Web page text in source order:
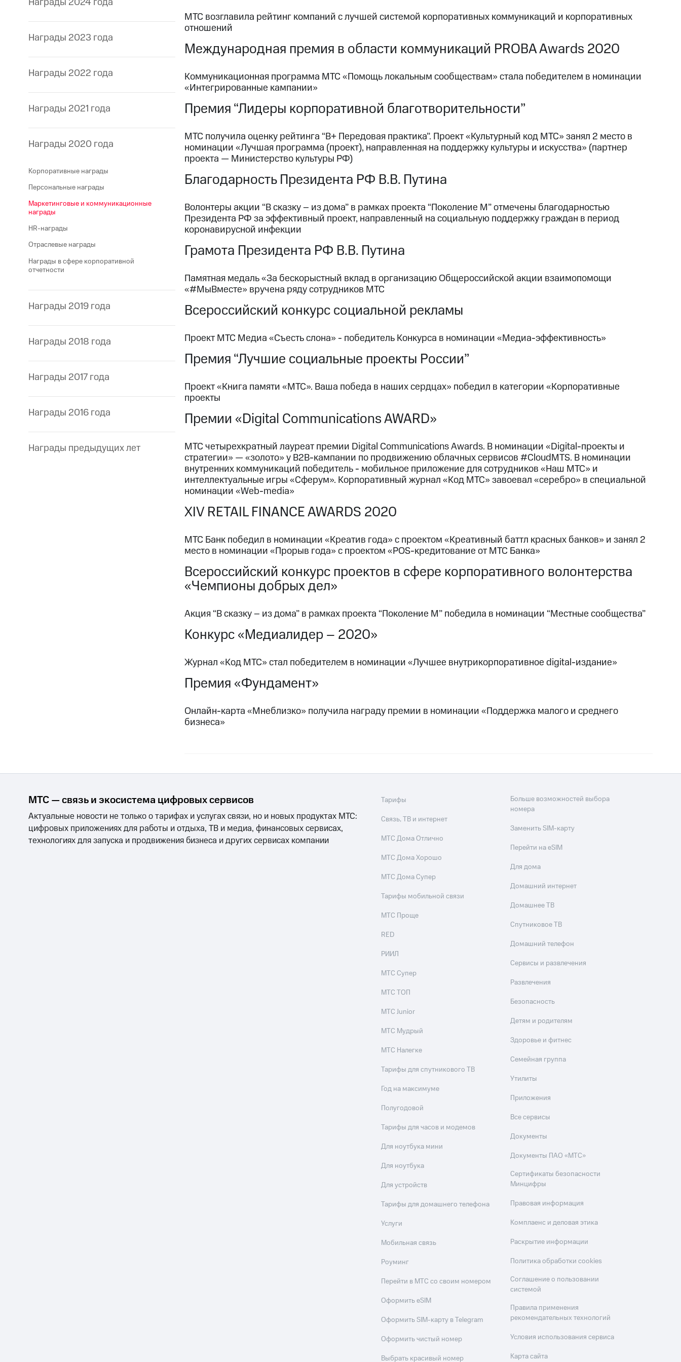
Награды 2023 года
Награды 2022 года
Награды 2021 года
Награды 2020 года
Корпоративные награды
Персональные награды
Маркетинговые и коммуникационные
награды
HR-награды
Отраслевые награды
Награды в сфере корпоративной
отчетности
Награды 2019 года
Награды 2018 года
Награды 2017 года
Награды 2016 года
Награды предыдущих лет
МТС возглавила рейтинг компаний с лучшей системой корпоративных коммуникаций и корпоративных
отношений
Международная премия в области коммуникаций PROBA Awards 2020
Коммуникационная программа МТС «Помощь локальным сообществам» стала победителем в номинации
«Интегрированные кампании»
Премия “Лидеры корпоративной благотворительности”
МТС получила оценку рейтинга “В+ Передовая практика”. Проект «Культурный код МТС» занял 2 место в
номинации «Лучшая программа (проект), направленная на поддержку культуры и искусства» (партнер
проекта — Министерство культуры РФ)
Благодарность Президента РФ В.В. Путина
Волонтеры акции “В сказку – из дома” в рамках проекта “Поколение М” отмечены благодарностью
Президента РФ за эффективный проект, направленный на социальную поддержку граждан в период
коронавирусной инфекции
Грамота Президента РФ В.В. Путина
Памятная медаль «За бескорыстный вклад в организацию Общероссийской акции взаимопомощи
«#МыВместе» вручена ряду сотрудников МТС
Всероссийский конкурс социальной рекламы
Проект МТС Медиа «Съесть слона» - победитель Конкурса в номинации «Медиа-эффективность»
Премия “Лучшие социальные проекты России”
Проект «Книга памяти «МТС». Ваша победа в наших сердцах» победил в категории «Корпоративные
проекты
Премии «Digital Communications AWARD»
МТС четырехкратный лауреат премии Digital Communications Awards. В номинации «Digital-проекты и
стратегии» — «золото» у B2B-кампании по продвижению облачных сервисов #CloudMTS. В номинации
внутренних коммуникаций победитель - мобильное приложение для сотрудников «Наш МТС» и
интеллектуальные игры «Сферум». Корпоративный журнал «Код МТС» завоевал «серебро» в специальной
номинации «Web-media»
XIV RETAIL FINANCE AWARDS 2020
МТС Банк победил в номинации «Креатив года» с проектом «Креативный баттл красных банков» и занял 2
место в номинации «Прорыв года» с проектом «POS-кредитование от МТС Банка»
Всероссийский конкурс проектов в сфере корпоративного волонтерства
«Чемпионы добрых дел»
Акция “В сказку – из дома” в рамках проекта “Поколение М” победила в номинации “Местные сообщества”
Конкурс «Медиалидер – 2020»
Журнал «Код МТС» стал победителем в номинации «Лучшее внутрикорпоративное digital-издание»
Премия «Фундамент»
Онлайн-карта «Мнеблизко» получила награду премии в номинации «Поддержка малого и среднего
бизнеса»
МТС — связь и экосистема цифровых сервисов
Актуальные новости не только о тарифах и услугах связи, но и новых продуктах МТС:
цифровых приложениях для работы и отдыха, ТВ и медиа, финансовых сервисах,
технологиях для запуска и продвижения бизнеса и других сервисах компании
Тарифы
Связь, ТВ и интернет
МТС Дома Отлично
МТС Дома Хорошо
МТС Дома Супер
Тарифы мобильной связи
МТС Проще
RED
РИИЛ
МТС Супер
МТС ТОП
МТС Junior
МТС Мудрый
МТС Налегке
Тарифы для спутникового ТВ
Год на максимуме
Полугодовой
Тарифы для часов и модемов
Для ноутбука мини
Для ноутбука
Для устройств
Тарифы для домашнего телефона
Услуги
Мобильная связь
Роуминг
Перейти в МТС со своим номером
Оформить eSIM
Оформить SIM-карту в Telegram
Оформить чистый номер
Выбрать красивый номер
Больше возможностей выбора
номера
Заменить SIM-карту
Перейти на eSIM
Для дома
Домашний интернет
Домашнее ТВ
Спутниковое ТВ
Домашний телефон
Сервисы и развлечения
Развлечения
Безопасность
Детям и родителям
Здоровье и фитнес
Семейная группа
Утилиты
Приложения
Все сервисы
Документы
Документы ПАО «МТС»
Сертификаты безопасности
Минцифры
Правовая информация
Комплаенс и деловая этика
Раскрытие информации
Политика обработки cookies
Соглашение о пользовании
системой
Правила применения
рекомендательных технологий
Условия использования сервиса
Карта сайта